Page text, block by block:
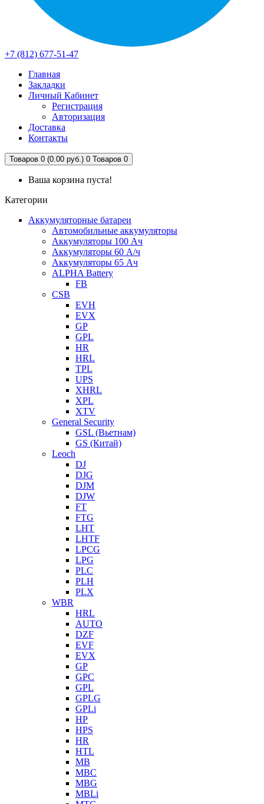
+7 (812) 677-51-47
Главная
Закладки
Личный Кабинет
Регистрация
Авторизация
Доставка
Контакты
Товаров 0 (0.00 руб.) 0 Товаров 0
Ваша корзина пуста!
Категории
Аккумуляторные батареи
Автомобильные аккумуляторы
Аккумуляторы 100 Ач
Аккумуляторы 60 А/ч
Аккумуляторы 65 Ач
ALPHA Battery
FB
CSB
EVH
EVX
GP
GPL
HR
HRL
TPL
UPS
XHRL
XPL
XTV
General Security
GSL (Вьетнам)
GS (Китай)
Leoch
DJ
DJG
DJM
DJW
FT
FTG
LHT
LHTF
LPCG
LPG
PLC
PLH
PLX
WBR
HRL
AUTO
DZF
EVF
EVX
GP
GPC
GPL
GPLG
GPLi
HP
HPS
HR
HTL
MB
MBC
MBG
MBLi